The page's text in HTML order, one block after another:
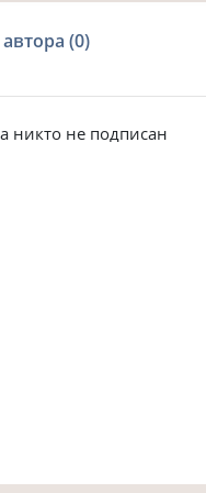
(0)
никто не подписан